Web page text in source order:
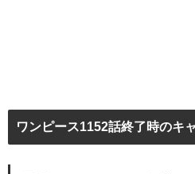
ワンピース1152話終了時のキ